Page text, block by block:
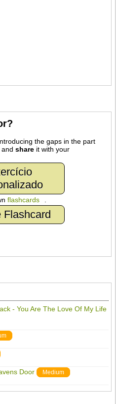
the gaps in the part
andshare it with your
flashcards
Flashcard
- You Are The Love Of My Life
Door Medium